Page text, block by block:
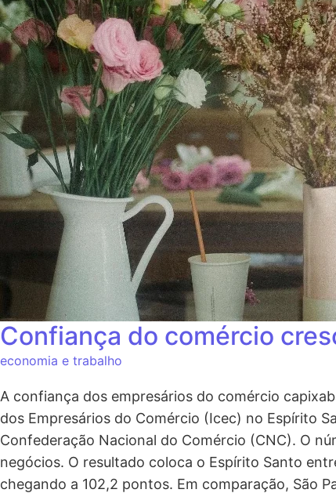
Confiança do comércio
economia e trabalho
A confiança dos empresários do comércio
dos Empresários do Comércio (Icec) no Espírito
Confederação Nacional do Comércio (CNC). O
negócios. O resultado coloca o Espírito Santo
chegando a 102,2 pontos. Em comparação, São